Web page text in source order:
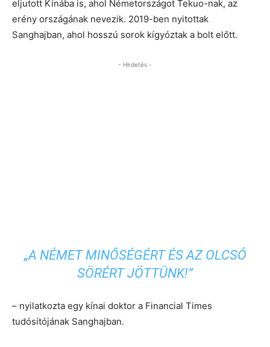
eljutott Kínába is, ahol Németországot Tekuo-nak, az
erény országának nevezik. 2019-ben nyitottak
Sanghajban, ahol hosszú sorok kígyóztak a bolt előtt.
- Hirdetés -
„A NÉMET MINŐSÉGÉRT ÉS AZ OLCSÓ
SÖRÉRT JÖTTÜNK!”
– nyilatkozta egy kínai doktor a Financial Times
tudósítójának Sanghajban.